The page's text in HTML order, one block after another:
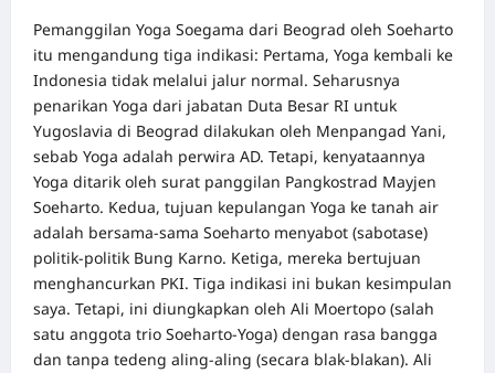
Pemanggilan Yoga Soegama dari Beograd oleh Soeharto
itu mengandung tiga indikasi: Pertama, Yoga kembali ke
Indonesia tidak melalui jalur normal. Seharusnya
penarikan Yoga dari jabatan Duta Besar RI untuk
Yugoslavia di Beograd dilakukan oleh Menpangad Yani,
sebab Yoga adalah perwira AD. Tetapi, kenyataannya
Yoga ditarik oleh surat panggilan Pangkostrad Mayjen
Soeharto. Kedua, tujuan kepulangan Yoga ke tanah air
adalah bersama-sama Soeharto menyabot (sabotase)
politik-politik Bung Karno. Ketiga, mereka bertujuan
menghancurkan PKI. Tiga indikasi ini bukan kesimpulan
saya. Tetapi, ini diungkapkan oleh Ali Moertopo (salah
satu anggota trio Soeharto-Yoga) dengan rasa bangga
dan tanpa tedeng aling-aling (secara blak-blakan). Ali